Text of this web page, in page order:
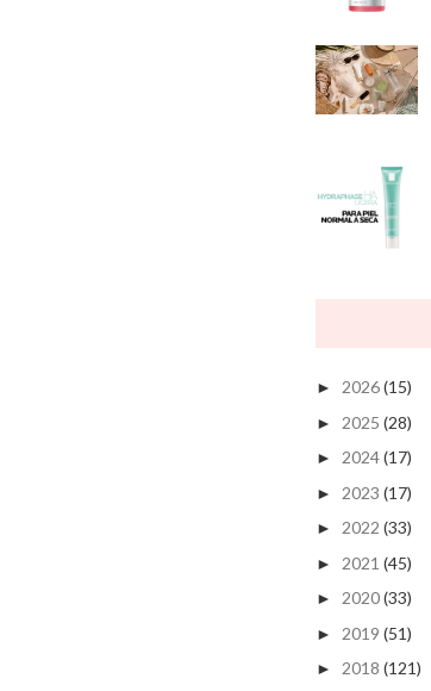
► 2026(15)
► 2025 (28)
► 2024(17)
► 2023 (17)
► 2022 (33)
► 2021 (45)
► 2020(33)
► 2019 (51)
► 2018 (121)